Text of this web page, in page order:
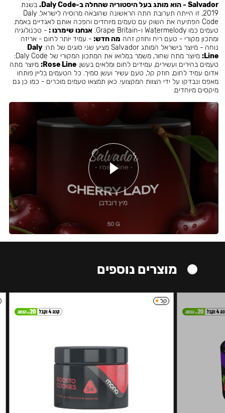
Salvador - הוא מותג בעל היסטוריה שהחלה ב-Daly Code.
בשנת
2019, זו הייתה תערובת התה הראשונה שהובאה מרוסיה לישראל. Daly
Code הפתיעה את השוק עם טעמים מיוחדים והפכה אותם לאגדיים באמת.
טעמים כמו Watermelody ו-Grape Britain.
אנחנו שימרנו : - טכנולוגיה
ומתכון מקורי - טעם ריח וחוזק זהה מה חדש: - עמיד יותר לחום - אריזה
נוחה - מיוצר בישראל המותג Salvador מציע שני סוגים של תה:
Daly
Line:
מיוצר מתה שחור, משמר במלואו את המתכון המקורי של Daly Code:
טעמים בהירים ועשירים, עמידים לחום ומלאים בעשן.Rose Line: מיוצר מתה
אדום עמיד לחום, חוזק קל, טעם עשיר ועשן סמיך. כל הטעמים בליין פותחו
מאפס ונבדקו על ידי הצוות המקצועי. כאן תמצאו טעמים מוכרים - כמו כן גם
מיקסים מיוחדים.
מוצרים נוספים
קל